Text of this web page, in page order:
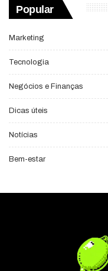
Popular
Marketing
Tecnologia
Negócios e Finanças
Dicas úteis
Notícias
Bem-estar